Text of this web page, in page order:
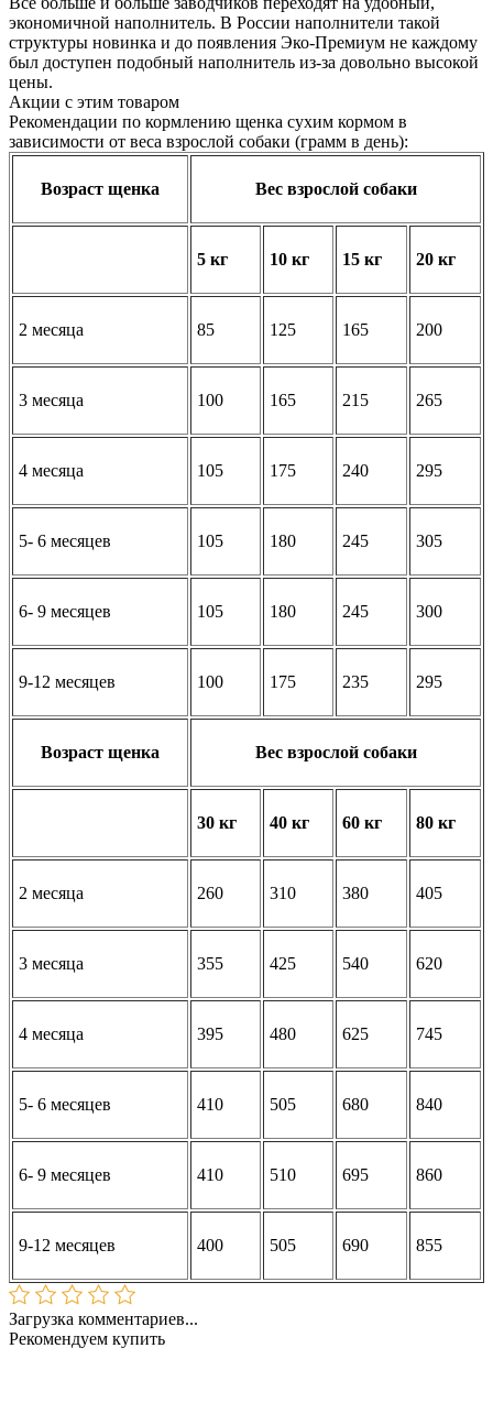
экономичной наполнитель. В России наполнители такой
структуры новинка и до появления Эко-Премиум не каждому
был доступен подобный наполнитель из-за довольно высокой
цены.
Акции с этим товаром
Рекомендации по кормлению щенка сухим кормом в
зависимости от веса взрослой собаки (грамм в день):
Возраст щенка Вес взрослой собаки
5 кг 10 кг 15 кг 20 кг
2 месяца 85 125 165 200
3 месяца 100 165 215 265
4 месяца 105 175 240 295
5- 6 месяцев 105 180 245 305
6- 9 месяцев 105 180 245 300
9-12 месяцев 100 175 235 295
Возраст щенка Вес взрослой собаки
30 кг 40 кг 60 кг 80 кг
2 месяца 260 310 380 405
3 месяца 355 425 540 620
4 месяца 395 480 625 745
5- 6 месяцев 410 505 680 840
6- 9 месяцев 410 510 695 860
9-12 месяцев 400 505 690 855
Загрузка комментариев...
Рекомендуем купить